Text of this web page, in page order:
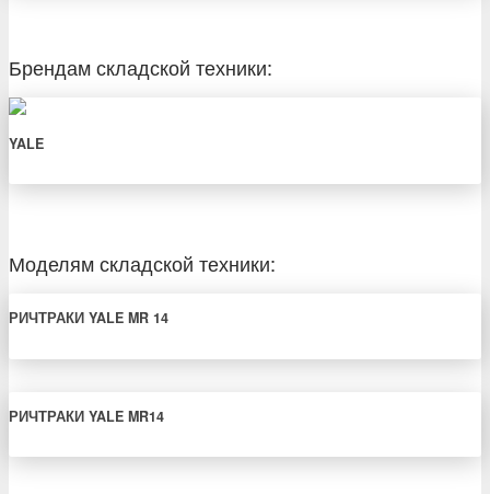
Брендам складской техники:
YALE
Моделям складской техники:
РИЧТРАКИ YALE MR 14
РИЧТРАКИ YALE MR14